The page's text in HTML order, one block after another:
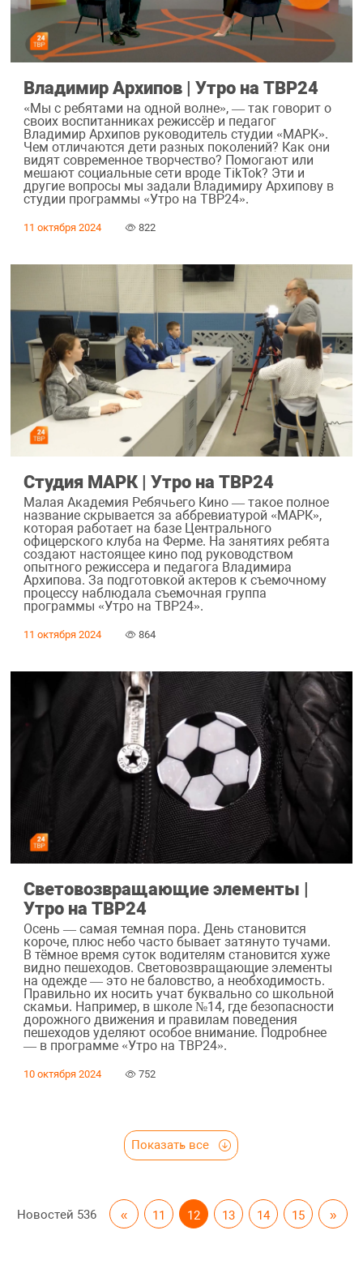
Владимир Архипов | Утро на ТВР24
«Мы с ребятами на одной волне», — так говорит о
своих воспитанниках режиссёр и педагог
Владимир Архипов руководитель студии «МАРК».
Чем отличаются дети разных поколений? Как они
видят современное творчество? Помогают или
мешают социальные сети вроде TikTok? Эти и
другие вопросы мы задали Владимиру Архипову в
студии программы «Утро на ТВР24».
11 октября 2024 822
Студия МАРК | Утро на ТВР24
Малая Академия Ребячьего Кино — такое полное
название скрывается за аббревиатурой «МАРК»,
которая работает на базе Центрального
офицерского клуба на Ферме. На занятиях ребята
создают настоящее кино под руководством
опытного режиссера и педагога Владимира
Архипова. За подготовкой актеров к съемочному
процессу наблюдала съемочная группа
программы «Утро на ТВР24».
11 октября 2024 864
Световозвращающие элементы |
Утро на ТВР24
Осень — самая темная пора. День становится
короче, плюс небо часто бывает затянуто тучами.
В тёмное время суток водителям становится хуже
видно пешеходов. Световозвращающие элементы
на одежде — это не баловство, а необходимость.
Правильно их носить учат буквально со школьной
скамьи. Например, в школе №14, где безопасности
дорожного движения и правилам поведения
пешеходов уделяют особое внимание. Подробнее
— в программе «Утро на ТВР24».
10 октября 2024 752
Показать все
Новостей 536 « 11 12 13 14 15 »